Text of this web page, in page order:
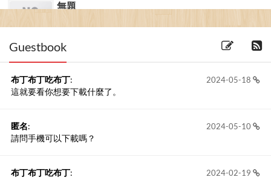
無題
Guestbook
2024-05-18
布丁布丁吃布丁:
這就要看你想要下載什麼了。
2024-05-10
匿名:
請問手機可以下載嗎？
2024-02-19
布丁布丁吃布丁: